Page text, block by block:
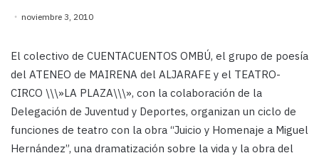
noviembre 3, 2010
El colectivo de CUENTACUENTOS OMBÚ, el grupo de poesía
del ATENEO de MAIRENA del ALJARAFE y el TEATRO-
CIRCO \\\»LA PLAZA\\\», con la colaboración de la
Delegación de Juventud y Deportes, organizan un ciclo de
funciones de teatro con la obra “Juicio y Homenaje a Miguel
Hernández”, una dramatización sobre la vida y la obra del